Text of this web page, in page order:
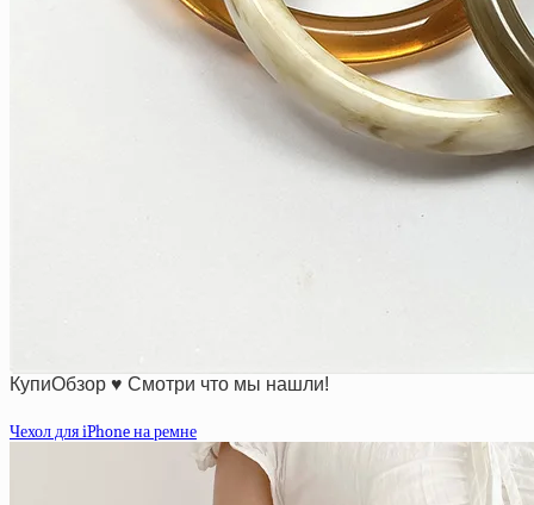
КупиОбзор ♥ Смотри что мы нашли!
Чехол для iPhone на ремне